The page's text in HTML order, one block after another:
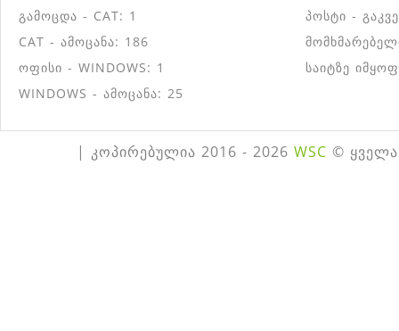
გამოცდა - CAT: 1
CAT - ამოცანა: 186
ოფისი - WINDOWS: 1
WINDOWS - ამოცანა: 25
პოსტი -
საიტზე
| კოპირებულია 2016 - 2026 WSC ©